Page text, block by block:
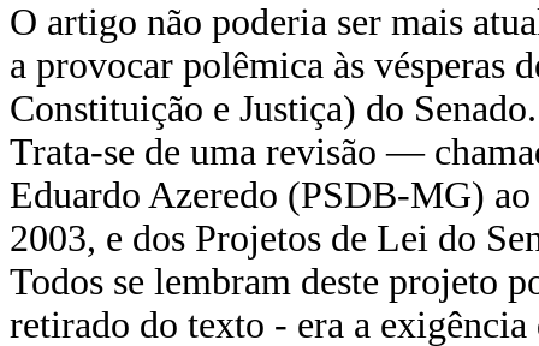
O artigo não poderia ser mais
a provocar polêmica às vésperas
Constituição e Justiça) do Senado.
Trata-se de uma revisão —
Eduardo Azeredo (PSDB-MG)
2003, e dos Projetos de Lei do
Todos se lembram deste projeto
retirado do texto - era a